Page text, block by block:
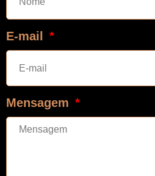
E-mail
Mensagem